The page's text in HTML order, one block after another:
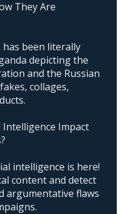
They Are
has been literally
depicting the
and the Russian
collages,
Impact
intelligence is here!
content and detect
argumentative flaws